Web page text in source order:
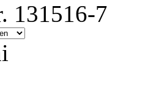
131516-7